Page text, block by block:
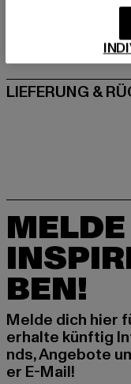
GRÖSSE &
LIEFERUNG &
BEN!
Melde dich hier
erhalte künftig
nds, Angebote
er E-Mail!